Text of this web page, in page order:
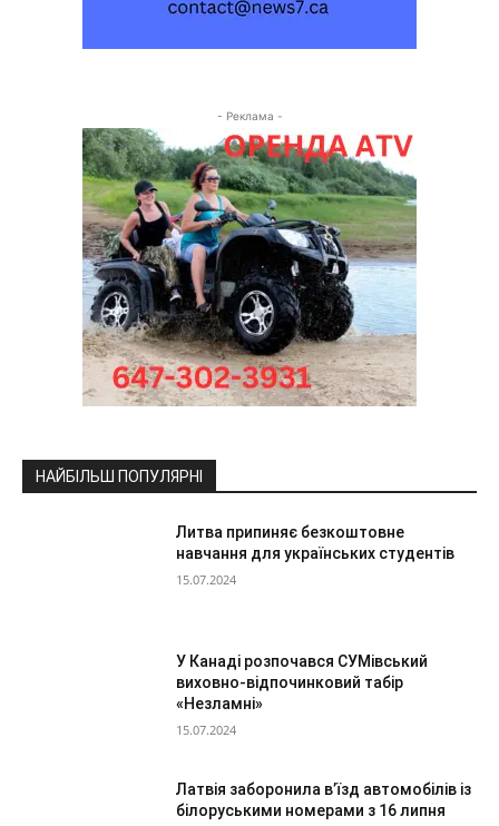
- Реклама -
НАЙБІЛЬШ ПОПУЛЯРНІ
Литва припиняє безкоштовне
навчання для українських студентів
15.07.2024
У Канаді розпочався СУМівський
виховно-відпочинковий табір
«Незламні»
15.07.2024
Латвія заборонила в’їзд автомобілів із
білоруськими номерами з 16 липня